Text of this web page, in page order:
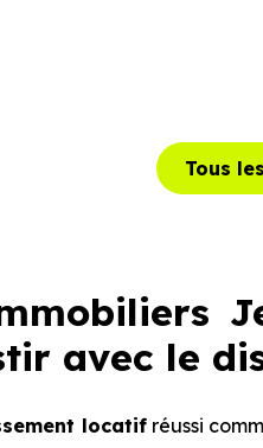
Tous
avec le
locatifréussi